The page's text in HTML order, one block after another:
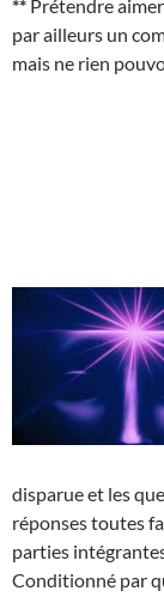
** Prétendre
par ailleurs un
mais ne rien
disparue et les
réponses toutes
parties
Conditionné par